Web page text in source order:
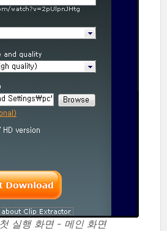
실행 화면 - 메인 화면